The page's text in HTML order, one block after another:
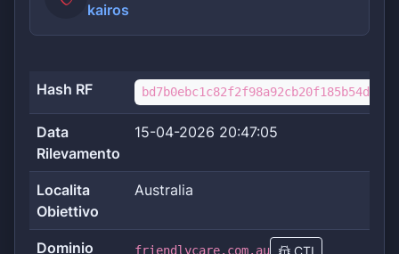
kairos
Hash RF
Data
Rilevamento
15-04-2026 20:47:05
Localita
Obiettivo
Australia
Dominio
friendlycare.com.au CTI